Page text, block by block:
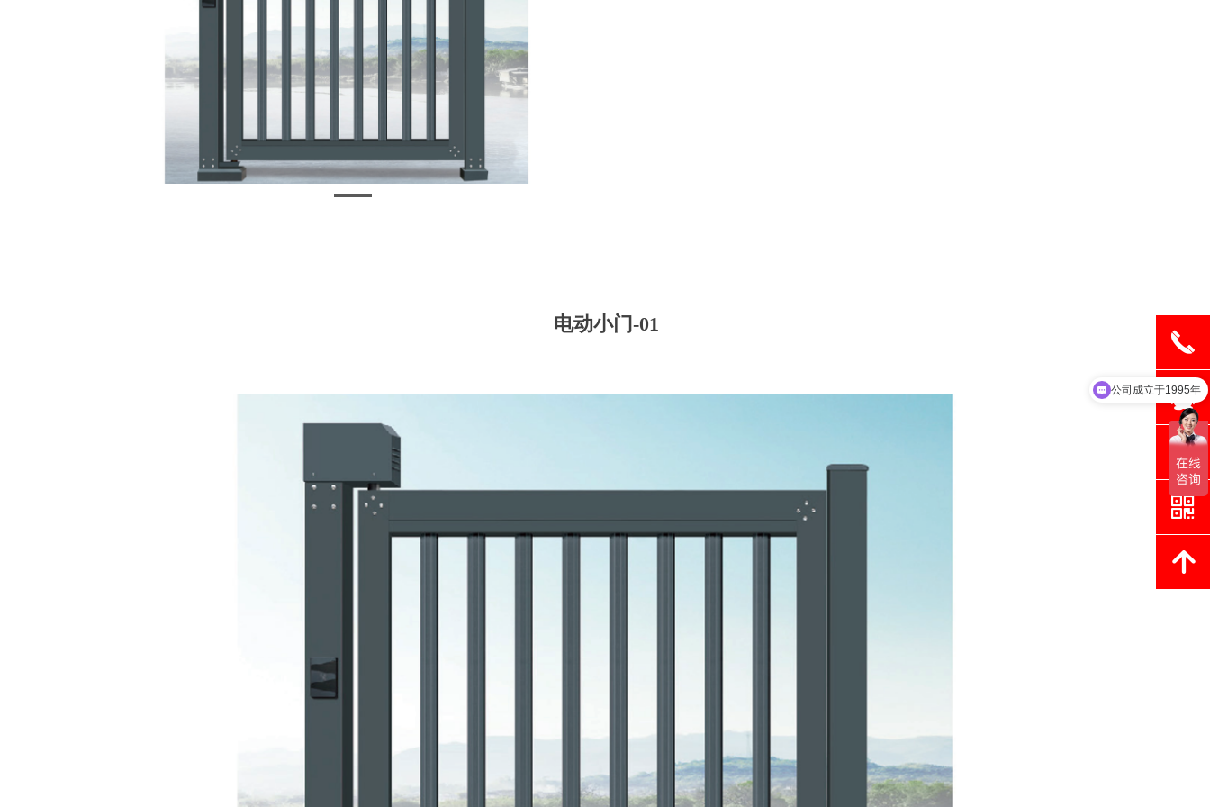
电动小门-01
끅
뀩
뀥
낃
녕
需要哪款产品服务
公司成立于1995年